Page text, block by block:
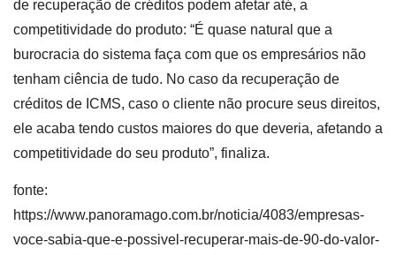
de recuperação de créditos podem afetar até, a
competitividade do produto: “É quase natural que a
burocracia do sistema faça com que os empresários não
tenham ciência de tudo. No caso da recuperação de
créditos de ICMS, caso o cliente não procure seus direitos,
ele acaba tendo custos maiores do que deveria, afetando a
competitividade do seu produto”, finaliza.
fonte:
https://www.panoramago.com.br/noticia/4083/empresas-
voce-sabia-que-e-possivel-recuperar-mais-de-90-do-valor-